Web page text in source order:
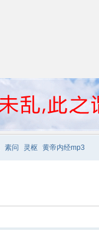
素问 灵枢 黄帝内经mp3